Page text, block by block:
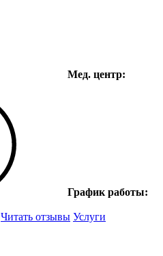
Мед. центр:
График работы:
Читать отзывы Услуги